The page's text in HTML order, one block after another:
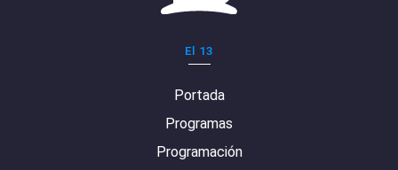
El 13
Portada
Programas
Programación